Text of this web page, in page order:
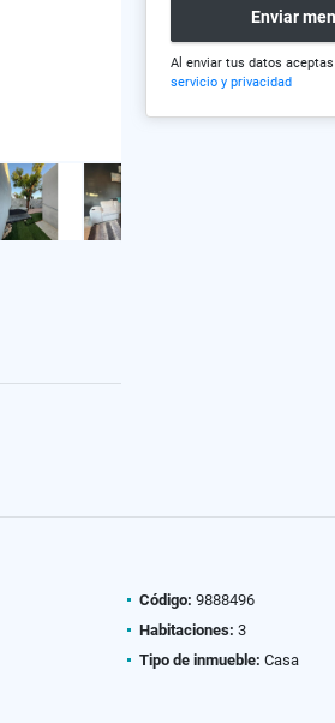
Enviar
Al enviar tus datos
servicio y privacidad
Código: 9888496
Habitaciones: 3
Tipo de inmueble: Casa